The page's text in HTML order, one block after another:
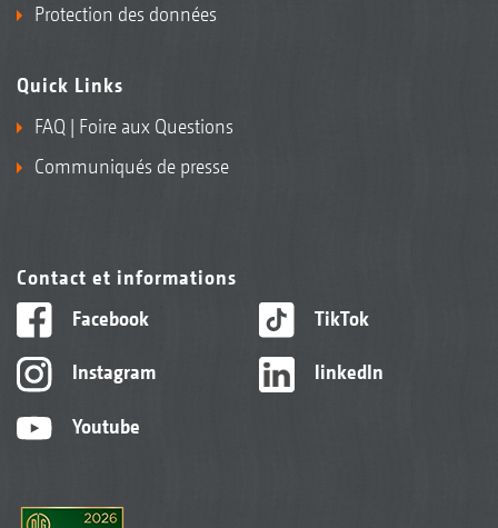
Protection des données
Quick Links
FAQ | Foire aux Questions
Communiqués de presse
Contact et informations
Facebook
Instagram
Youtube
TikTok
linkedIn